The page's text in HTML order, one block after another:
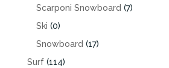
Scarponi Snowboard (7)
Ski (0)
Snowboard (17)
Surf (114)